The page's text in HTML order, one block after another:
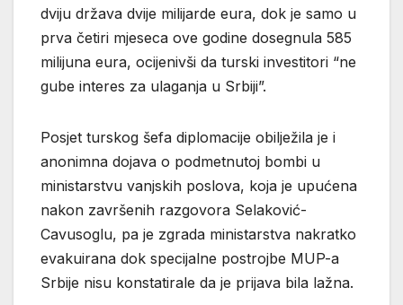
dviju država dvije milijarde eura, dok je samo u
prva četiri mjeseca ove godine dosegnula 585
milijuna eura, ocijenivši da turski investitori “ne
gube interes za ulaganja u Srbiji”.
Posjet turskog šefa diplomacije obilježila je i
anonimna dojava o podmetnutoj bombi u
ministarstvu vanjskih poslova, koja je upućena
nakon završenih razgovora Selaković-
Cavusoglu, pa je zgrada ministarstva nakratko
evakuirana dok specijalne postrojbe MUP-a
Srbije nisu konstatirale da je prijava bila lažna.